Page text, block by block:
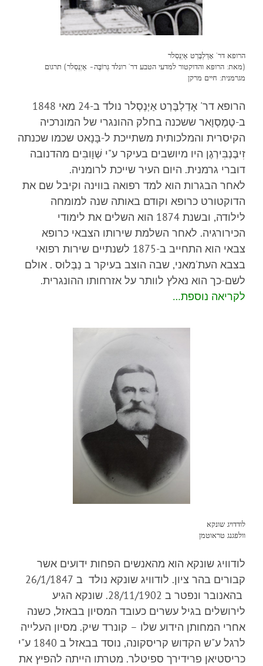
הרופא דר' אָדַלְבֶּרְט אַיְנְסְלר
(מאת: הרופא והדוקטור למדעי הטבע דר' רונלד גְרוֹבֶּה- אַיְנְסְלר) תרגום
מגרמנית: חיים מרקן
הרופא דר' אָדַלְבֶּרְט אַיְנְסְלר נולד ב-24 מאי 1848
ב-טֶמֶסְוָאר ששכנה בחלק ההונגרי של המונרכיה
הקיסרית והמלכותית משתייכת ל-בָּנָאט שכמו שכנתה
זִיבֶּנְבִּירְגֶן היו מיושבים בעיקר ע"י שְׁוָובִּים מהדנובה
דוברי גרמנית. היום העיר שייכת לרומניה.
לאחר הבגרות הוא למד רפואה בווינה וקיבל שם את
הדוקטורט כרופא וקודם באותה שנה למומחה
לילודה, ובשנת 1874 הוא השלים את לימודי
הכירורגיה. לאחר השלמת שירותו הצבאי כרופא
צבאי הוא התחייב ב-1875 לשנתיים שירות רפואי
בצבא העת'מאני, שבה הוצב בעיקר ב נַבְּלוּס . אולם
לשם-כך הוא נאלץ לוותר על אזרחותו ההונגרית.
לקריאה נוספת…
לודדויג שונקא
וולפגנג טראוטמן
לודוויג שונקא הוא מהאנשים הפחות ידועים אשר
קבורים בהר ציון. לודוויג שונקא נולד ב 26/1/1847
בהאנובר ונפטר ב 28/11/1902. שונקא הגיע
לירושלים בגיל עשרים כעובד המסיון בבאזל, כשנה
אחרי המחותן הידוע שלו – קונרד שיק. מסיון העלייה
לרגל ע"ש הקדוש קריסקונה, נוסד בבאזל ב 1840 ע"י
כריסטיאן פרידירך ספיטלר. מטרתו הייתה להפיץ את